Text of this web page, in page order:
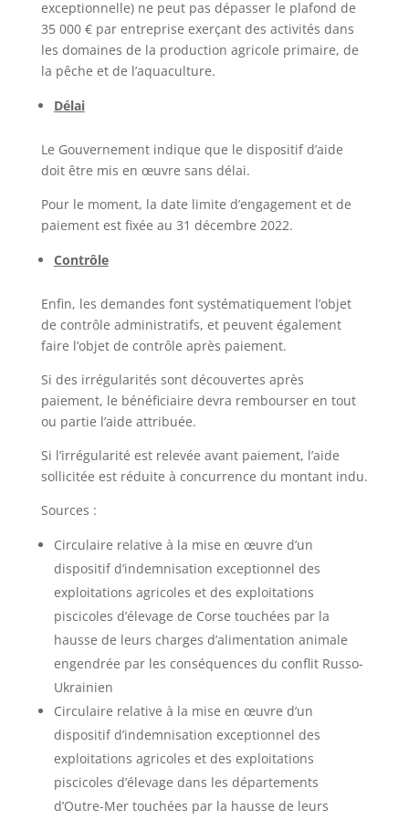
exceptionnelle) ne peut pas dépasser le plafond de
35 000 € par entreprise exerçant des activités dans
les domaines de la production agricole primaire, de
la pêche et de l’aquaculture.
Délai
Le Gouvernement indique que le dispositif d’aide
doit être mis en œuvre sans délai.
Pour le moment, la date limite d’engagement et de
paiement est fixée au 31 décembre 2022.
Contrôle
Enfin, les demandes font systématiquement l’objet
de contrôle administratifs, et peuvent également
faire l’objet de contrôle après paiement.
Si des irrégularités sont découvertes après
paiement, le bénéficiaire devra rembourser en tout
ou partie l’aide attribuée.
Si l’irrégularité est relevée avant paiement, l’aide
sollicitée est réduite à concurrence du montant indu.
Sources :
Circulaire relative à la mise en œuvre d’un
dispositif d’indemnisation exceptionnel des
exploitations agricoles et des exploitations
piscicoles d’élevage de Corse touchées par la
hausse de leurs charges d’alimentation animale
engendrée par les conséquences du conflit Russo-
Ukrainien
Circulaire relative à la mise en œuvre d’un
dispositif d’indemnisation exceptionnel des
exploitations agricoles et des exploitations
piscicoles d’élevage dans les départements
d’Outre-Mer touchées par la hausse de leurs